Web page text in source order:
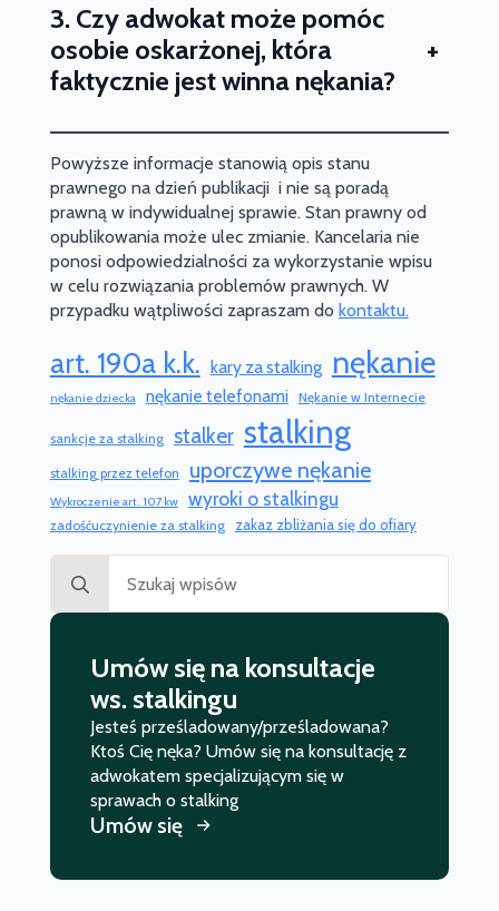
3. Czy adwokat może pomóc
osobie oskarżonej, która
faktycznie jest winna nękania?
+
Powyższe informacje stanowią opis stanu
prawnego na dzień publikacji i nie są poradą
prawną w indywidualnej sprawie. Stan prawny od
opublikowania może ulec zmianie. Kancelaria nie
ponosi odpowiedzialności za wykorzystanie wpisu
w celu rozwiązania problemów prawnych. W
przypadku wątpliwości zapraszam do kontaktu.
art. 190a k.k. kary za stalking nękanie
nękanie dziecka nękanie telefonami Nękanie w Internecie
sankcje za stalking stalker stalking
stalking przez telefon uporczywe nękanie
Wykroczenie art. 107 kw wyroki o stalkingu
zadośćuczynienie za stalking zakaz zbliżania się do ofiary
for:
Umów się na konsultacje
ws. stalkingu
Jesteś prześladowany/prześladowana?
Ktoś Cię nęka? Umów się na konsultację z
adwokatem specjalizującym się w
sprawach o stalking
Umów się